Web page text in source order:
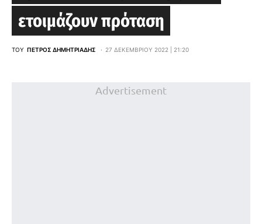
ετοιμάζουν πρόταση
ΤΟΥ ΠΈΤΡΟΣ ΔΗΜΗΤΡΙΆΔΗΣ 27 ΔΕΚΕΜΒΡΊΟΥ 2022 | 21:20
Advertisement